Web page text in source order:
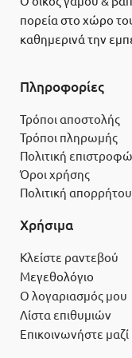
πορεία στο χώρο
καθημερινά την
Πληροφορίες
Τρόποι αποστολής
Τρόποι πληρωμής
Πολιτική
Όροι χρήσης
Πολιτική απορρήτου
Χρήσιμα
Κλείστε ραντεβού
Μεγεθολόγιο
Ο λογαριασμός μου
Λίστα επιθυμιών
Επικοινωνήστε μαζί